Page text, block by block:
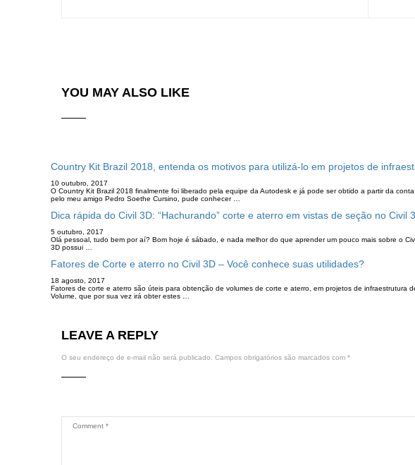
YOU MAY ALSO LIKE
Country Kit Brazil 2018, entenda os motivos para utilizá-lo em projetos de
10 outubro, 2017
O Country Kit Brazil 2018 finalmente foi liberado pela equipe da Autodesk e já pode ser obtido a partir da
pelo meu amigo Pedro Soethe Cursino, pude conhecer …
Dica rápida do Civil 3D: “Hachurando” corte e aterro em vistas de seção no Civil
5 outubro, 2017
Olá pessoal, tudo bem por aí? Bom hoje é sábado, e nada melhor do que aprender um pouco mais sobre o
3D possui …
Fatores de Corte e aterro no Civil 3D – Você conhece suas utilidades?
18 agosto, 2017
Fatores de corte e aterro são úteis para obtenção de volumes de corte e aterro, em projetos de infraestrutura
Volume, que por sua vez irá obter estes …
LEAVE A REPLY
O seu endereço de e-mail não será publicado. Campos obrigatórios são marcados com *